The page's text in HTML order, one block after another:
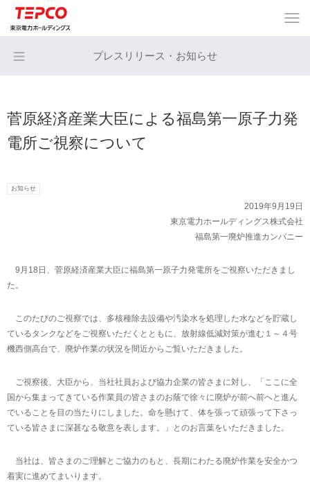
プレスリリース・お知らせ
菅原経済産業大臣による福島第一原子力発
電所ご視察について
お知らせ
2019年9月19日
東京電力ホールディングス株式会社
福島第一廃炉推進カンパニー
9月18日、菅原経済産業大臣に福島第一原子力発電所をご視察いただきまし
た。
このたびのご視察では、多核種除去設備や汚染水を処理した水などを貯蔵し
ているタンクなどをご視察いただくとともに、放射線低減対策が進む１～４号
機西側高台で、廃炉作業の状況を間近からご覧いただきました。
ご視察後、大臣から、当社社員および協力企業の皆さまに対し、「ここに全
国から集まってきている作業員の皆さまのお蔭で徐々に廃炉が前へ前へと進ん
でいることを目の当たりにしました。命を懸けて、体を張って頑張って下さっ
ている皆さまに深甚なる敬意を表します。」とのお言葉をいただきました。
当社は、皆さまのご理解とご協力のもと、長期にわたる廃炉作業を安全かつ
着実に進めてまいります。